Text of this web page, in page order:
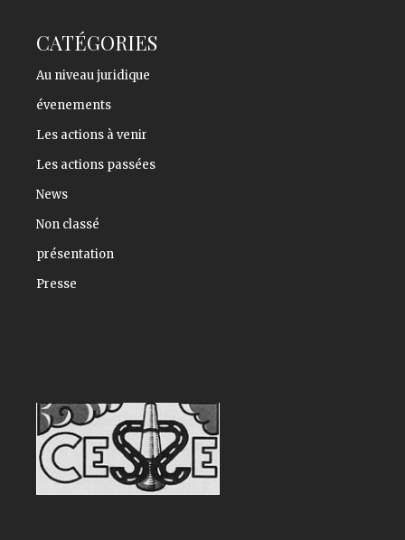
CATÉGORIES
Au niveau juridique
évenements
Les actions à venir
Les actions passées
News
Non classé
présentation
Presse